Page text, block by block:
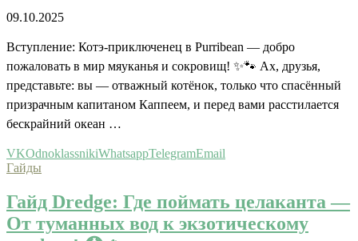
09.10.2025
Вступление: Котэ-приключенец в Purribean — добро
пожаловать в мир мяуканья и сокровищ! ✨🐾 Ах, друзья,
представьте: вы — отважный котёнок, только что спасённый
призрачным капитаном Каппеем, и перед вами расстилается
бескрайний океан …
VKOdnoklassnikiWhatsappTelegramEmail
Гайды
Гайд Dredge: Где поймать целаканта —
От туманных вод к экзотическому